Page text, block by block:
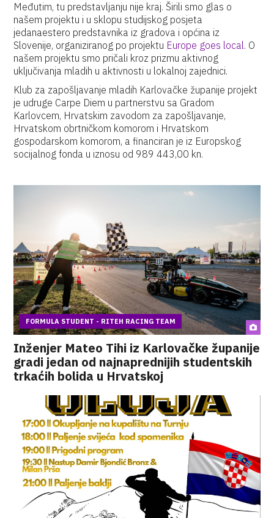
Međutim, tu predstavljanju nije kraj. Širili smo glas o
našem projektu i u sklopu studijskog posjeta
jedanaestero predstavnika iz gradova i općina iz
Slovenije, organiziranog po projektu Europe goes local. O
našem projektu smo pričali kroz prizmu aktivnog
uključivanja mladih u aktivnosti u lokalnoj zajednici.
Klub za zapošljavanje mladih Karlovačke županije projekt
je udruge Carpe Diem u partnerstvu sa Gradom
Karlovcem, Hrvatskim zavodom za zapošljavanje,
Hrvatskom obrtničkom komorom i Hrvatskom
gospodarskom komorom, a financiran je iz Europskog
socijalnog fonda u iznosu od 989 443,00 kn.
FORMULA STUDENT - RITEH RACING TEAM
Inženjer Mateo Tihi iz Karlovačke županije
gradi jedan od najnaprednijih studentskih
trkaćih bolida u Hrvatskoj